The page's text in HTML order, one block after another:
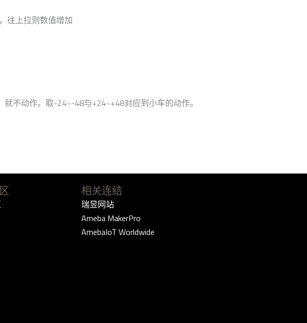
往上拉则数值增加
不动作。取-24~-48与+24~+48对应到小车的动作。
相关连结
瑞昱网站
Ameba MakerPro
AmebaIoT Worldwide